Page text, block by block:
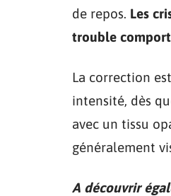
de repos. Les
trouble
La correction
intensité, dès
avec un tissu
généralement
A découvrir